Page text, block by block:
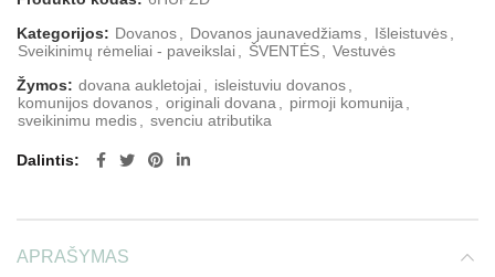
Kategorijos: Dovanos, Dovanos jaunavedžiams, Išleistuvės,
Sveikinimų rėmeliai - paveikslai, ŠVENTĖS, Vestuvės
Žymos: dovana aukletojai, isleistuviu dovanos,
komunijos dovanos, originali dovana, pirmoji komunija,
sveikinimu medis, svenciu atributika
Dalintis
APRAŠYMAS